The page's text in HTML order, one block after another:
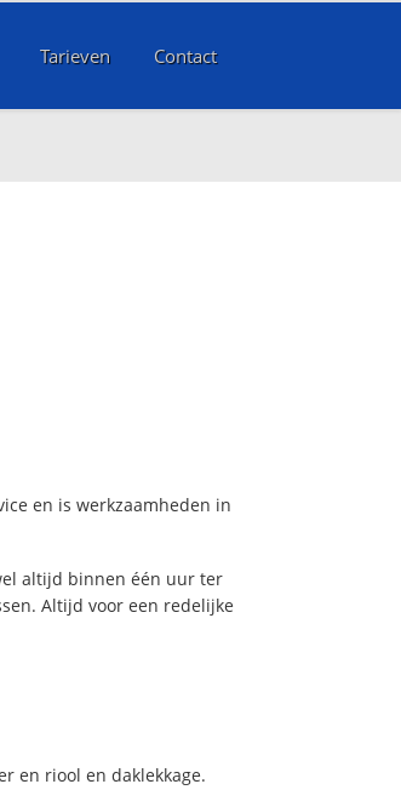
Tarieven Contact
en is werkzaamheden in
altijd binnen één uur ter
Altijd voor een redelijke
en riool en daklekkage.